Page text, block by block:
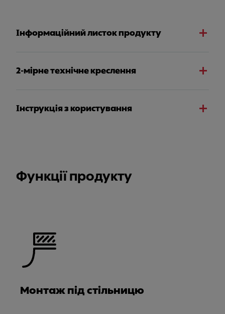
Інформаційний листок продукту
2-мірне технічне креслення
Інструкція з користування
Функції продукту
Монтаж під стільницю